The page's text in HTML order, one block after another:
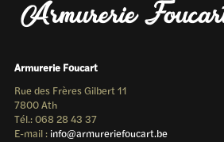
Armurerie Foucart
Rue des Frères Gilbert 11
7800 Ath
Tél.: 068 28 43 37
E-mail : info@armureriefoucart.be